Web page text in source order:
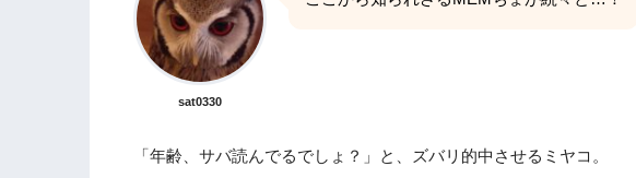
sat0330
「年齢、サバ読んでるでしょ？」と、ズバリ的中させるミヤコ。